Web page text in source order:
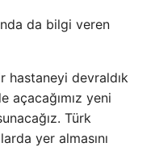
da bilgi veren
hastaneyi devraldık
açacağımız yeni
Türk
yer almasını